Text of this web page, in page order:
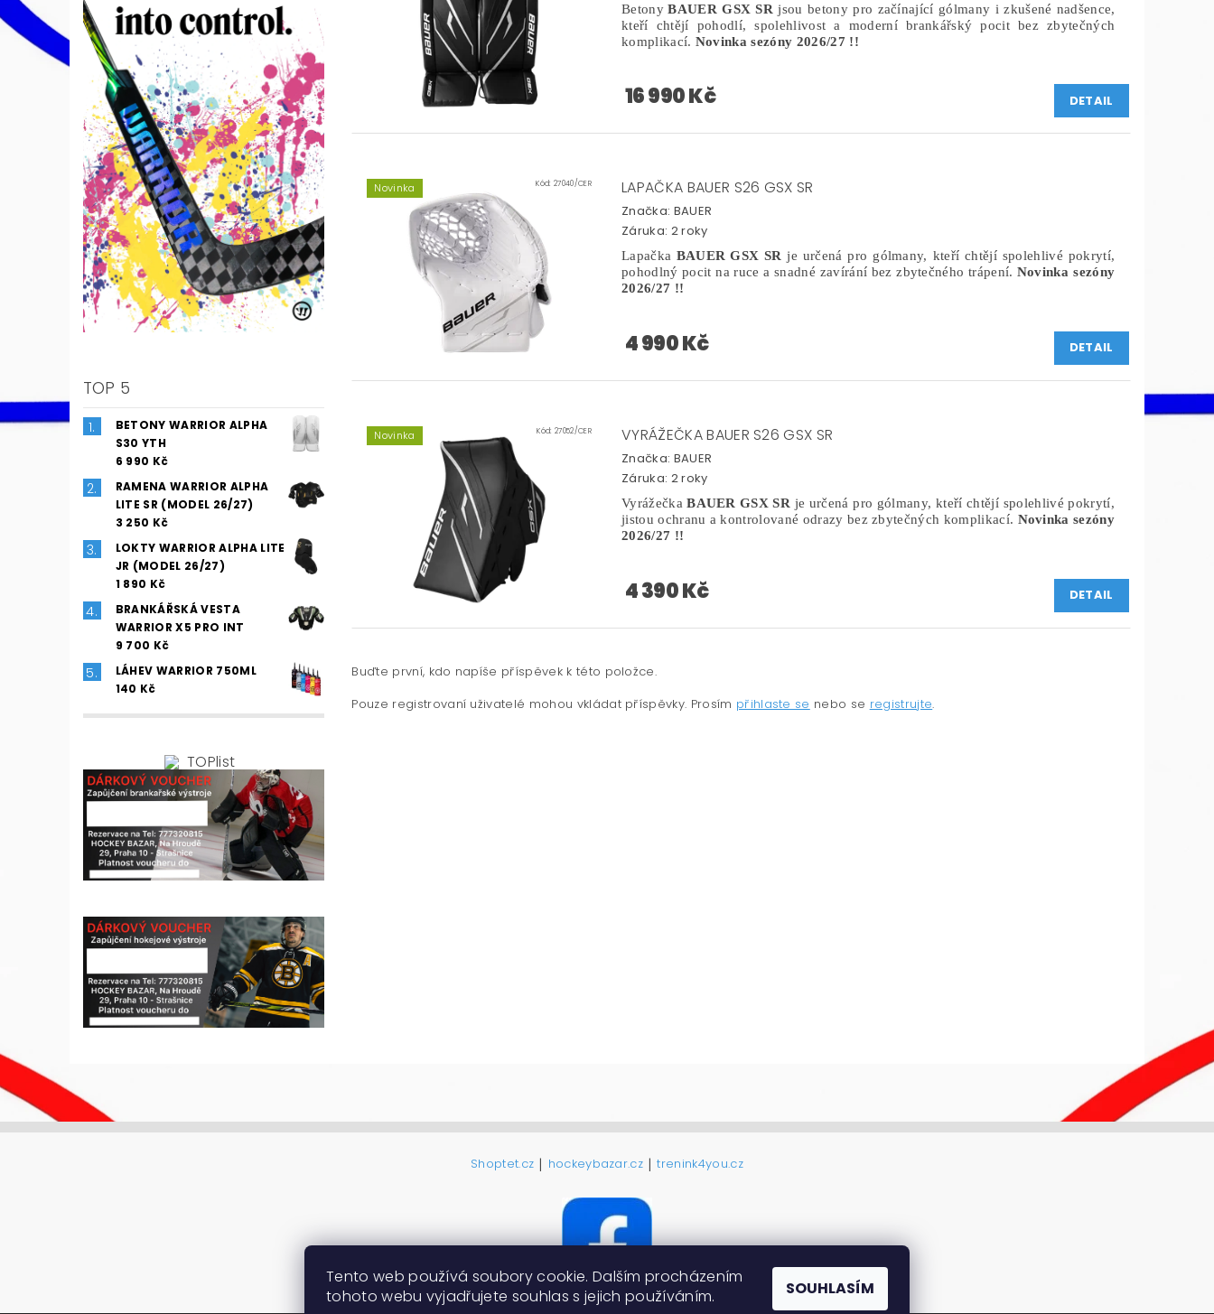
TOP 5
BETONY WARRIOR ALPHA
S30 YTH
6 990 Kč
RAMENA WARRIOR ALPHA
LITE SR (MODEL 26/27)
3 250 Kč
LOKTY WARRIOR ALPHA LITE
JR (MODEL 26/27)
1 890 Kč
BRANKÁŘSKÁ VESTA
WARRIOR X5 PRO INT
9 700 Kč
LÁHEV WARRIOR 750ML
140 Kč
BetonyBAUER GSX SR jsou betony pro začínající gólmany i zkušené nadšence,
kteří chtějí pohodlí, spolehlivost a moderní brankářský pocit bez zbytečných
komplikací. Novinka sezóny 2026/27 !!
16 990 Kč DETAIL
Novinka Kód: 27040/CER LAPAČKA BAUER S26 GSX SR
Značka: BAUER
Záruka: 2 roky
Lapačka BAUER GSX SR je určená pro gólmany, kteří chtějí spolehlivé pokrytí,
pohodlný pocit na ruce a snadné zavírání bez zbytečného trápení. Novinka sezóny
2026/27 !!
4 990 Kč DETAIL
Novinka Kód: 27052/CER VYRÁŽEČKA BAUER S26 GSX SR
Značka: BAUER
Záruka: 2 roky
VyrážečkaBAUER GSX SR je určená pro gólmany, kteří chtějí spolehlivé pokrytí,
jistou ochranu a kontrolované odrazy bez zbytečných komplikací. Novinka sezóny
2026/27 !!
4 390 Kč DETAIL
Buďte první, kdo napíše příspěvek k této položce.
Pouze registrovaní uživatelé mohou vkládat příspěvky. Prosím přihlaste se nebo se registrujte.
Shoptet.cz | hockeybazar.cz | trenink4you.cz
Tento web používá soubory cookie. Dalším procházením
tohoto webu vyjadřujete souhlas s jejich používáním.
SOUHLASÍM